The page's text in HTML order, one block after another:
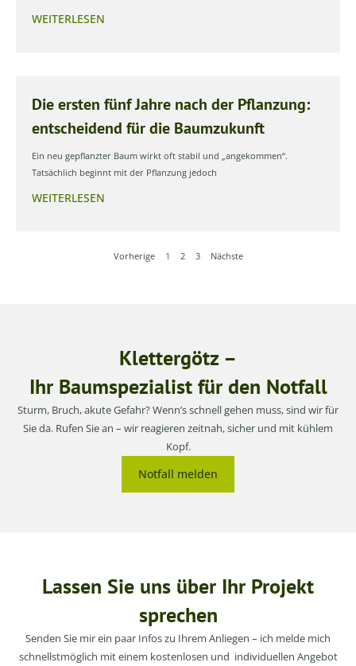
WEITERLESEN
Die ersten fünf Jahre nach der Pflanzung:
entscheidend für die Baumzukunft
Ein neu gepflanzter Baum wirkt oft stabil und „angekommen“.
Tatsächlich beginnt mit der Pflanzung jedoch
WEITERLESEN
Vorherige 1 2 3 Nächste
Klettergötz –
Ihr Baumspezialist für den Notfall
Sturm, Bruch, akute Gefahr? Wenn’s schnell gehen muss, sind wir für
Sie da. Rufen Sie an – wir reagieren zeitnah, sicher und mit kühlem
Kopf.
Notfall melden
Lassen Sie uns über Ihr Projekt
sprechen
Senden Sie mir ein paar Infos zu Ihrem Anliegen – ich melde mich
schnellstmöglich mit einem kostenlosen und individuellen Angebot